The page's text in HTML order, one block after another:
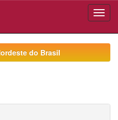
do Brasil